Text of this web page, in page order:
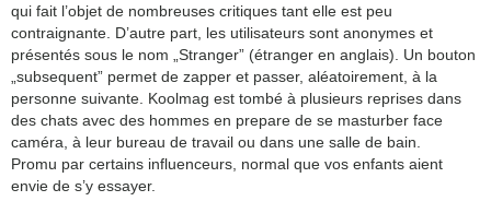
qui fait l’objet de nombreuses critiques tant elle est peu
contraignante. D’autre part, les utilisateurs sont anonymes et
présentés sous le nom „Stranger” (étranger en anglais). Un bouton
„subsequent” permet de zapper et passer, aléatoirement, à la
personne suivante. Koolmag est tombé à plusieurs reprises dans
des chats avec des hommes en prepare de se masturber face
caméra, à leur bureau de travail ou dans une salle de bain.
Promu par certains influenceurs, normal que vos enfants aient
envie de s’y essayer.